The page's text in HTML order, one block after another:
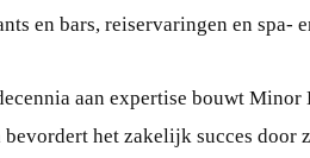
en bars, reiservaringen en spa-
aan expertise bouwt
bevordert het zakelijk succes